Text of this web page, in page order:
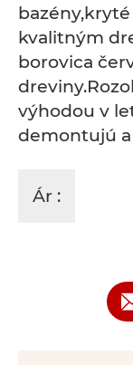
kvalitným
borovica
výhodou v
demontujú
Ár :